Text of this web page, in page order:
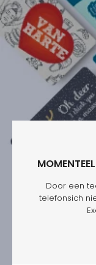
QoQo begrijpt
aan
Door een
telefonsich